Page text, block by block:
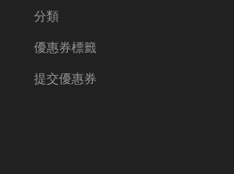
分類
優惠券標籤
提交優惠券